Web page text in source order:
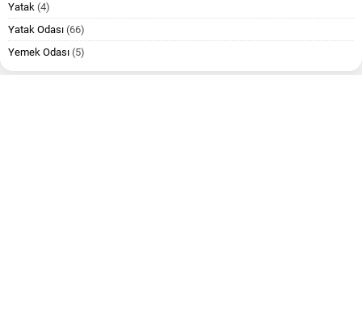
Yatak (4)
Yatak Odası (66)
Yemek Odası (5)